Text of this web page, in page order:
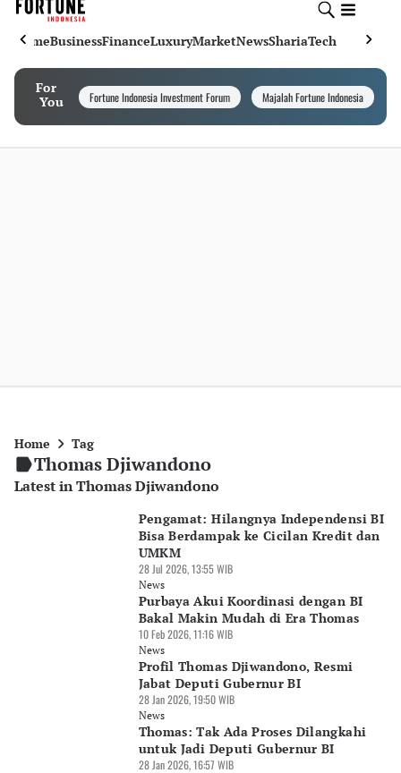
HomeBusinessFinanceLuxuryMarketNewsShariaTech
For
You
Fortune Indonesia Investment Forum Majalah Fortune Indonesia
Home Tag
Thomas Djiwandono
Latest in Thomas Djiwandono
Pengamat: Hilangnya Independensi BI
Bisa Berdampak ke Cicilan Kredit dan
UMKM
28 Jul 2026, 13:55 WIB
News
Purbaya Akui Koordinasi dengan BI
Bakal Makin Mudah di Era Thomas
10 Feb 2026, 11:16 WIB
News
Profil Thomas Djiwandono, Resmi
Jabat Deputi Gubernur BI
28 Jan 2026, 19:50 WIB
News
Thomas: Tak Ada Proses Dilangkahi
untuk Jadi Deputi Gubernur BI
28 Jan 2026, 16:57 WIB